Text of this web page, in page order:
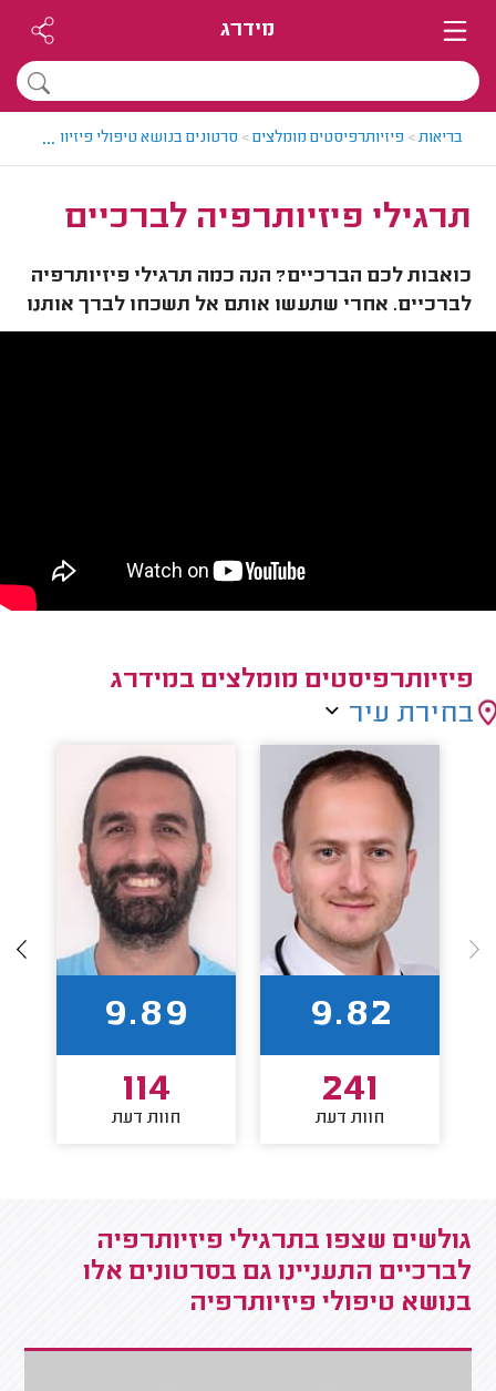
מידרג
בריאות> פיזיותרפיסטים מומלצים> סרטונים בנושא טיפולי פיזיותרפיה
...
תרגילי פיזיותרפיה לברכיים
כואבות לכם הברכיים? הנה כמה תרגילי פיזיותרפיה
לברכיים. אחרי שתעשו אותם אל תשכחו לברך אותנו
פיזיותרפיסטים מומלצים במידרג
בחירת עיר
9.82
241
חוות דעת
9.89
114
חוות דעת
גולשים שצפו בתרגילי פיזיותרפיה
לברכיים התעניינו גם בסרטונים אלו
בנושא טיפולי פיזיותרפיה